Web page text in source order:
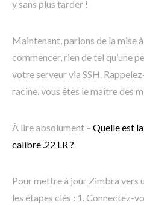
y sans plus tarder !
Maintenant, parlons de la mise
commencer, rien de tel qu’une
votre serveur via SSH.
racine, vous êtes le maître des
À lire absolument – Quelle est
calibre .22 LR ?
Pour mettre à jour Zimbra vers
les étapes clés : 1. Connectez-